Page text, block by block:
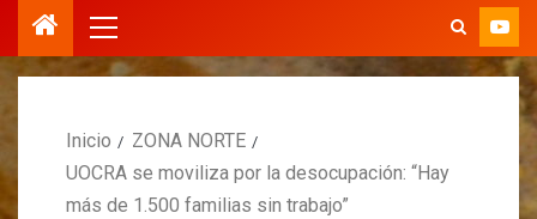
Inicio
ZONA NORTE
UOCRA se moviliza por la desocupación: “Hay
más de 1.500 familias sin trabajo”